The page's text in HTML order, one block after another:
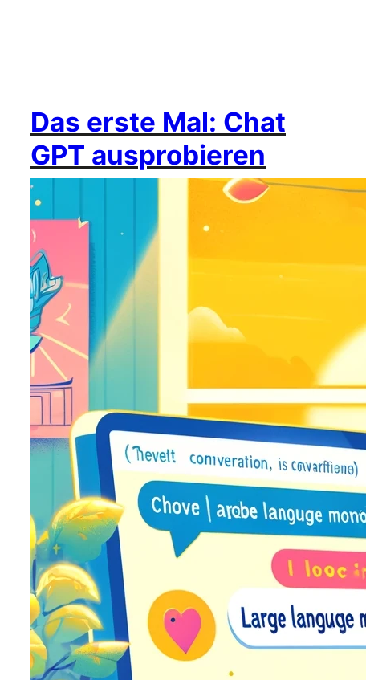
Das erste Mal: Chat
GPT ausprobieren